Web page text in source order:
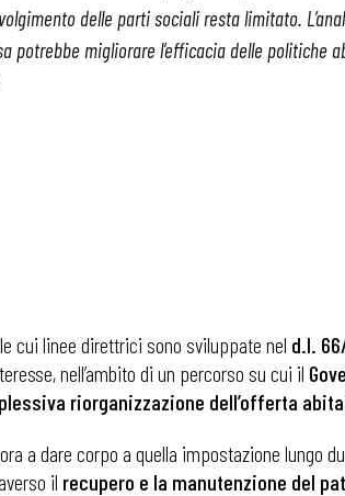
delle parti sociali resta limitato.
potrebbe migliorare l’efficacia delle politiche
cui linee direttrici sono sviluppate nel d.l.
nell’ambito di un percorso su cui il
riorganizzazione dell’offerta
a dare corpo a quella impostazione lungo
il recupero e la manutenzione del